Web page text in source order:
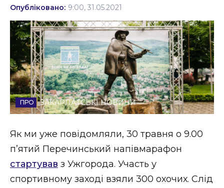
Події
Політика
Соціум
Спорт
Стиль життя
Втрачений Ужгород (відеоверсія)
Опубліковано: 9:00, 31.05.2021
ЗАКАРПАТСЬКІ НОВИНИ
Як ми уже повідомляли, 30 травня о 9.00
п’ятий Перечинський напівмарафон
стартував з Ужгорода. Участь у
спортивному заході взяли 300 охочих. Слід